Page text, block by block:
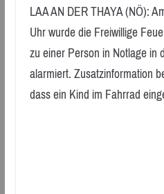
LAA AN DER THAYA (NÖ):
Uhr wurde die Freiwillige
zu einer Person in Notlage in
alarmiert. Zusatzinformation
dass ein Kind im Fahrrad